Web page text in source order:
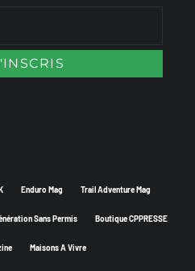
Enduro Mag Trail Adventure Mag
Sans Permis Boutique CPPRESSE
Maisons A Vivre